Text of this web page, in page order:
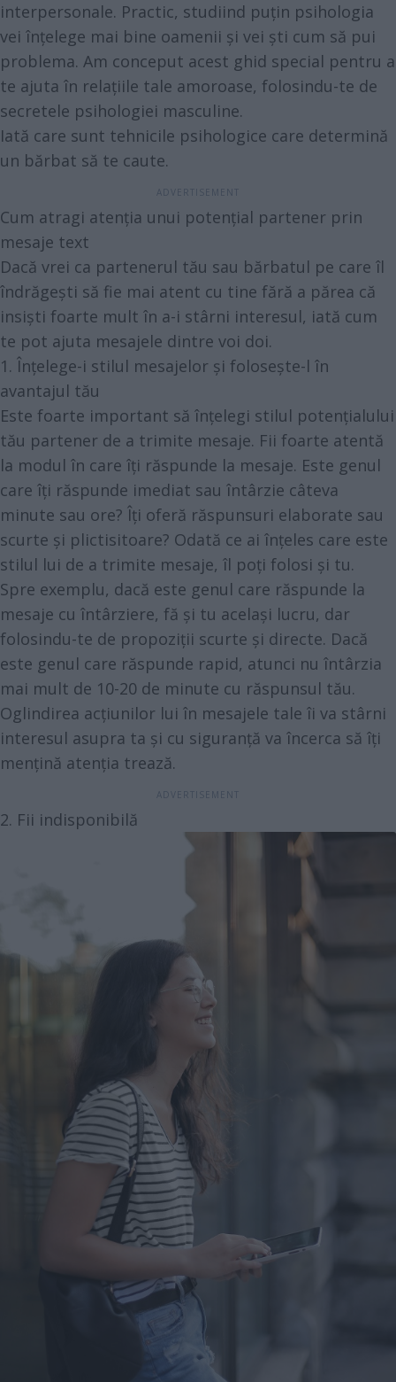
interpersonale. Practic, studiind puțin psihologia
vei înțelege mai bine oamenii și vei ști cum să pui
problema. Am conceput acest ghid special pentru a
te ajuta în relațiile tale amoroase, folosindu-te de
secretele psihologiei masculine.
Iată care sunt tehnicile psihologice care determină
un bărbat să te caute.
Cum atragi atenția unui potențial partener prin
mesaje text
Dacă vrei ca partenerul tău sau bărbatul pe care îl
îndrăgești să fie mai atent cu tine fără a părea că
insiști foarte mult în a-i stârni interesul, iată cum
te pot ajuta mesajele dintre voi doi.
1. Înțelege-i stilul mesajelor și folosește-l în
avantajul tău
Este foarte important să înțelegi stilul potențialului
tău partener de a trimite mesaje. Fii foarte atentă
la modul în care îți răspunde la mesaje. Este genul
care îți răspunde imediat sau întârzie câteva
minute sau ore? Îți oferă răspunsuri elaborate sau
scurte și plictisitoare? Odată ce ai înțeles care este
stilul lui de a trimite mesaje, îl poți folosi și tu.
Spre exemplu, dacă este genul care răspunde la
mesaje cu întârziere, fă și tu același lucru, dar
folosindu-te de propoziții scurte și directe. Dacă
este genul care răspunde rapid, atunci nu întârzia
mai mult de 10-20 de minute cu răspunsul tău.
Oglindirea acțiunilor lui în mesajele tale îi va stârni
interesul asupra ta și cu siguranță va încerca să îți
mențină atenția trează.
2. Fii indisponibilă